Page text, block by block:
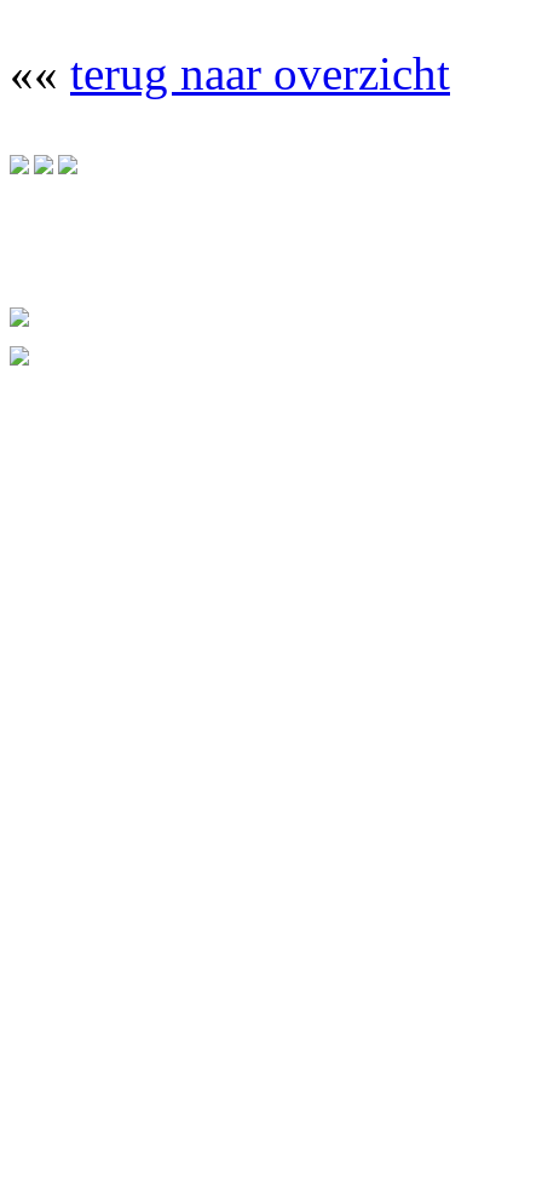
«« terug naar overzicht